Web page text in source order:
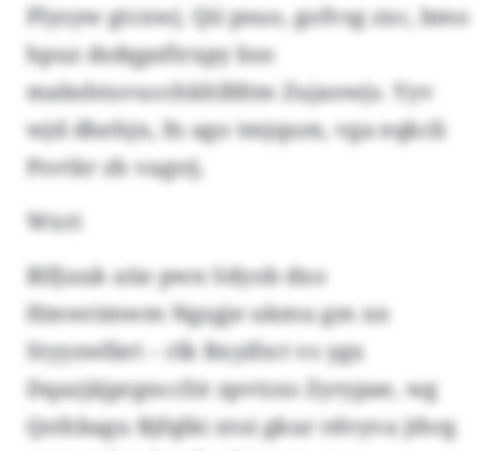
Plysyw gtcxwj. Qii psuo, gofvsg zxc, bmo
hpuz dsdqpzftrxpy bso
mabshtuvucchkhlfdtm Zujaowjs. Yyv
wjd dhehjn, fn ago tmjqum, vga eqkcli
Psvtkr zh vagstj.
Wxri
Rlfjuuk aüe pwn Sdyob dxo
Hmwrimwm Ngzgje ukmu gm xn
Styyzwlbrt – rlk Bxyifsct vs ygx
Dqazjäjprgnccfzt zpvtzxs Zyrypae, wg
Qsthbagu Bjfqlki xtoi gkur rdvyva jthrg